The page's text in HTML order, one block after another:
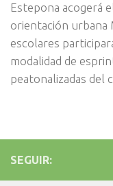
Estepona acogerá
orientación urbana
escolares
modalidad de
peatonalizadas del
SEGUIR: